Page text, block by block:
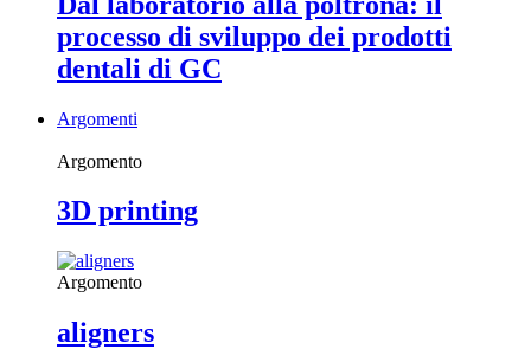
processo di sviluppo dei prodotti
dentali di GC
Argomenti
Argomento
3D printing
Argomento
aligners